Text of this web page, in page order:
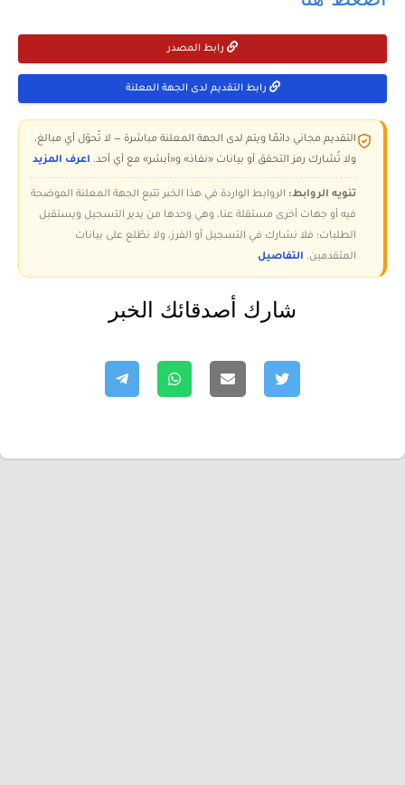
رابط المصدر
رابط التقديم لدى الجهة المعلنة
التقديم مجاني دائمًا ويتم لدى الجهة المعلنة مباشرة — لا تُحوّل أي مبالغ،
ولا تُشارك رمز التحقق أو بيانات «نفاذ» و«أبشر» مع أي أحد. اعرف المزيد
تنويه الروابط: الروابط الواردة في هذا الخبر تتبع الجهة المعلنة الموضحة
فيه أو جهات أخرى مستقلة عنا، وهي وحدها من يدير التسجيل ويستقبل
الطلبات؛ فلا نشارك في التسجيل أو الفرز، ولا نطّلع على بيانات
المتقدمين. التفاصيل
شارك أصدقائك الخبر